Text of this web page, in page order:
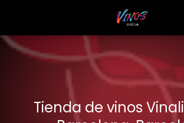
Tienda de vinos